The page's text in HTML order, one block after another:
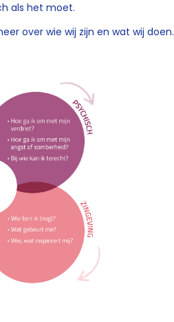
als het moet.
over wie wij zijn en wat wij doen.